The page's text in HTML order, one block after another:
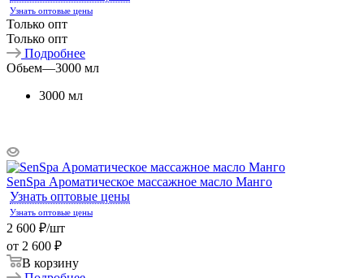
Узнать оптовые цены
Только опт
Только опт
Подробнее
Обьем—3000 мл
3000 мл
SenSpa Ароматическое массажное масло Манго
Узнать оптовые цены
Узнать оптовые цены
2 600 ₽/шт
от 2 600 ₽
В корзину